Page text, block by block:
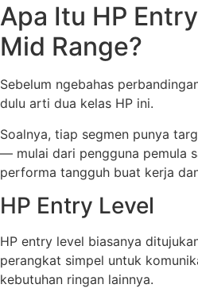
Apa Itu HP
Mid Range?
Sebelum ngebahas
dulu arti dua kelas HP ini.
Soalnya, tiap segmen punya
— mulai dari pengguna pemula
performa tangguh buat kerja
HP Entry Level
HP entry level biasanya
perangkat simpel untuk
kebutuhan ringan lainnya.